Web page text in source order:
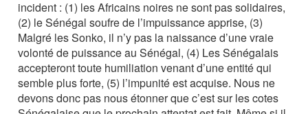
incident : (1) les Africains noires ne sont pas solidaires,
(2) le Sénégal soufre de l’impuissance apprise, (3)
Malgré les Sonko, il n’y pas la naissance d’une vraie
volonté de puissance au Sénégal, (4) Les Sénégalais
accepteront toute humiliation venant d’une entité qui
semble plus forte, (5) l’impunité est acquise. Nous ne
devons donc pas nous étonner que c’est sur les cotes